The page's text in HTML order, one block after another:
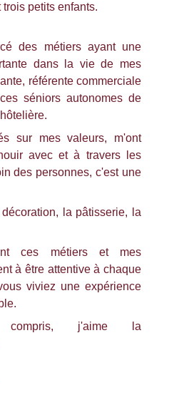
petits enfants.
des métiers ayant une
dans la vie de mes
référente commerciale
séniors autonomes de
sur mes valeurs, m'ont
avec et à travers les
des personnes, c'est une
la pâtisserie, la
ces métiers et mes
à être attentive à chaque
viviez une expérience
j'aime la